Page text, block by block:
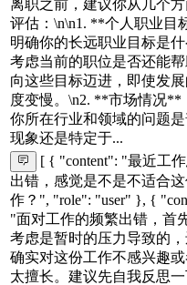
离职之前，建议你从几个
评估：\n\n1. **个人职业目
明确你的长远职业目标是什
考虑当前的职位是否还能
向这些目标迈进，即使发
度变慢。\n2. **市场情况**
你所在行业和领域的问题
现象还是特定于...
[ { "content": "最近工
出错，感觉是不是不适合
作？", "role": "user" }, {
"面对工作的频繁出错，首
考虑是暂时的压力导致的
确实对这份工作不感兴趣
太擅长。建议先自我反思一